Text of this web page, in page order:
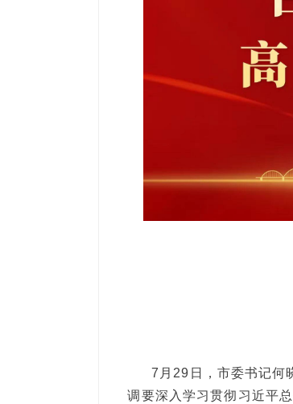
7月29日，市委书记何
调要深入学习贯彻习近平